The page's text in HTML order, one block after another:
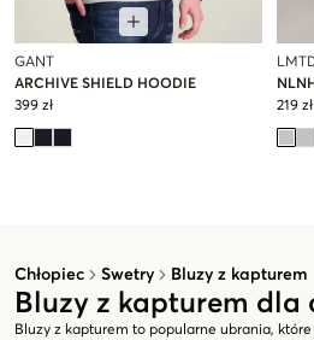
Chłopiec Swetry Bluzy z kapturem
Bluzy z kapturem dla
Bluzy z kapturem to popularne ubrania,
GANT
ARCHIVE SHIELD HOODIE
399 zł
219 zł